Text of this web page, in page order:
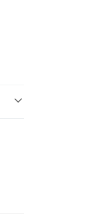
單
商